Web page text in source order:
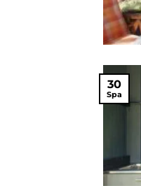
30
Spa